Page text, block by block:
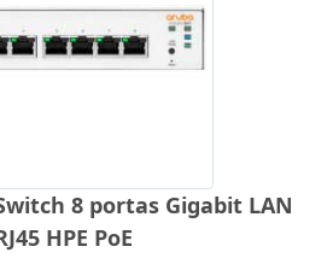
8 portas Gigabit LAN
HPE PoE